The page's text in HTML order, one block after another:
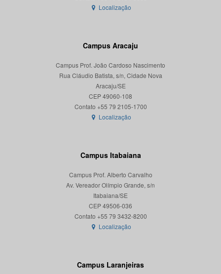
Localização
Campus Aracaju
Campus Prof. João Cardoso Nascimento
Rua Cláudio Batista, s/n, Cidade Nova
Aracaju/SE
CEP 49060-108
Localização
Campus Itabaiana
Campus Prof. Alberto Carvalho
Av. Vereador Olímpio Grande, s/n
Itabaiana/SE
CEP 49506-036
Localização
Campus Laranjeiras